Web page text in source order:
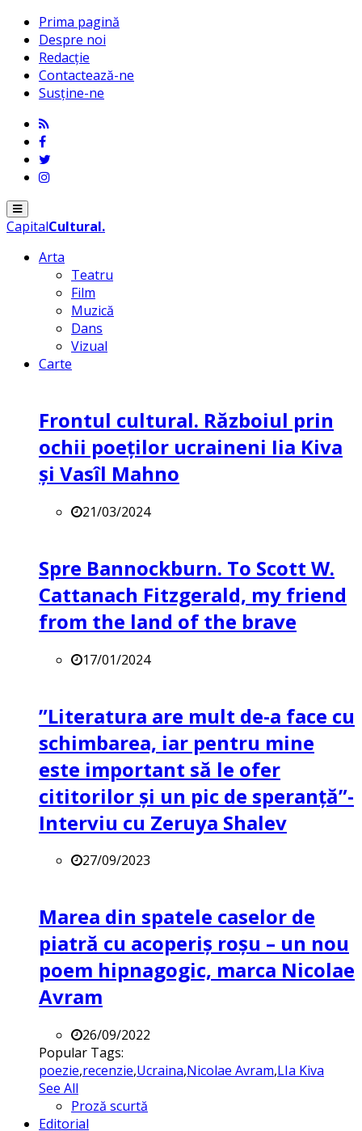
Prima pagină
Despre noi
Redacție
Contactează-ne
Susține-ne
Menu
CapitalCultural.
Arta
Teatru
Film
Muzică
Dans
Vizual
Carte
Frontul cultural. Războiul prin
ochii poeților ucraineni Iia Kiva
și Vasîl Mahno
21/03/2024
Spre Bannockburn. To Scott W.
Cattanach Fitzgerald, my friend
from the land of the brave
17/01/2024
”Literatura are mult de-a face cu
schimbarea, iar pentru mine
este important să le ofer
cititorilor și un pic de speranță”-
Interviu cu Zeruya Shalev
27/09/2023
Marea din spatele caselor de
piatră cu acoperiș roșu – un nou
poem hipnagogic, marca Nicolae
Avram
26/09/2022
Popular Tags:
poezie,recenzie,Ucraina,Nicolae Avram,LIa Kiva
See All
Proză scurtă
Editorial